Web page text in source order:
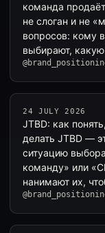
команда
не слоган и не
вопросов: кому
выбирают,
24 JULY 2026
JTBD: как
делать JTBD —
ситуацию
команду» или
нанимают их,